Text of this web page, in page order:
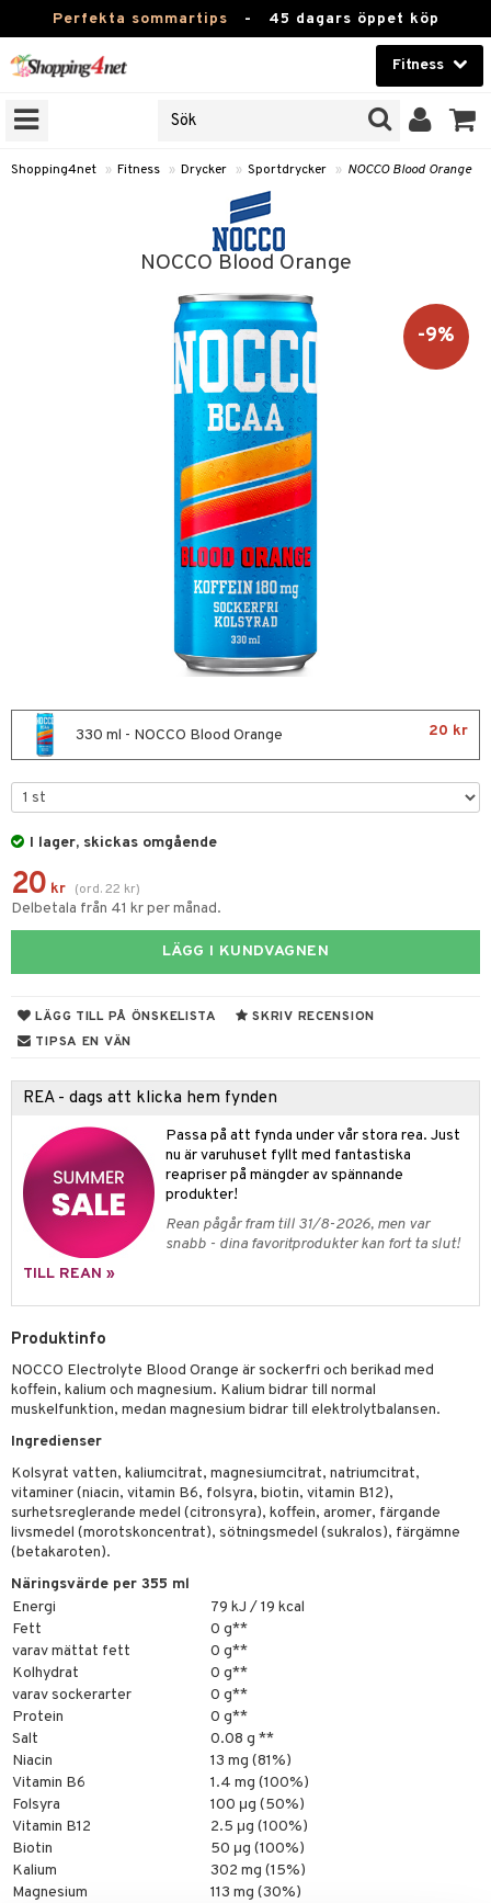
Perfekta sommartips - 45 dagars öppet köp
Fitness
Skönhet
Kontaktlinser
Leksaker, Barn & Baby
Shopping4net » Fitness » Drycker » Sportdrycker » NOCCO Blood Orange
NOCCO Blood Orange
-9%
330 ml - NOCCO Blood Orange 20 kr
I lager, skickas omgående
20 kr (ord.22 kr)
Delbetala från 41 kr per månad.
LÄGG I KUNDVAGNEN
LÄGG TILL PÅ ÖNSKELISTA
SKRIV RECENSION
TIPSA EN VÄN
REA - dags att klicka hem fynden
Passa på att fynda under vår stora rea. Just
nu är varuhuset fyllt med fantastiska
reapriser på mängder av spännande
produkter!
Rean pågår fram till 31/8-2026, men var
snabb - dina favoritprodukter kan fort ta slut!
TILL REAN »
Produktinfo
NOCCO Electrolyte Blood Orange är sockerfri och berikad med
koffein, kalium och magnesium. Kalium bidrar till normal
muskelfunktion, medan magnesium bidrar till elektrolytbalansen.
Ingredienser
Kolsyrat vatten, kaliumcitrat, magnesiumcitrat, natriumcitrat,
vitaminer (niacin, vitamin B6, folsyra, biotin, vitamin B12),
surhetsreglerande medel (citronsyra), koffein, aromer, färgande
livsmedel (morotskoncentrat), sötningsmedel (sukralos), färgämne
(betakaroten).
Näringsvärde per 355 ml
Energi
79 kJ / 19 kcal
Fett
0 g**
varav mättat fett
0 g**
Kolhydrat
0 g**
varav sockerarter
0 g**
Protein
0 g**
Salt
0.08 g **
Niacin
13 mg (81%)
Vitamin B6
1.4 mg (100%)
Folsyra
100 μg (50%)
Vitamin B12
2.5 μg (100%)
Biotin
50 μg (100%)
Kalium
302 mg (15%)
Magnesium
113 mg (30%)
& Muskelvärk